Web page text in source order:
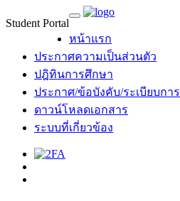
Student Portal
หน้าแรก
ประกาศความเป็นส่วนตัว
ปฎิทินการศึกษา
ประกาศ/ข้อบังคับ/ระเบียบการ
ดาวน์โหลดเอกสาร
ระบบที่เกี่ยวข้อง